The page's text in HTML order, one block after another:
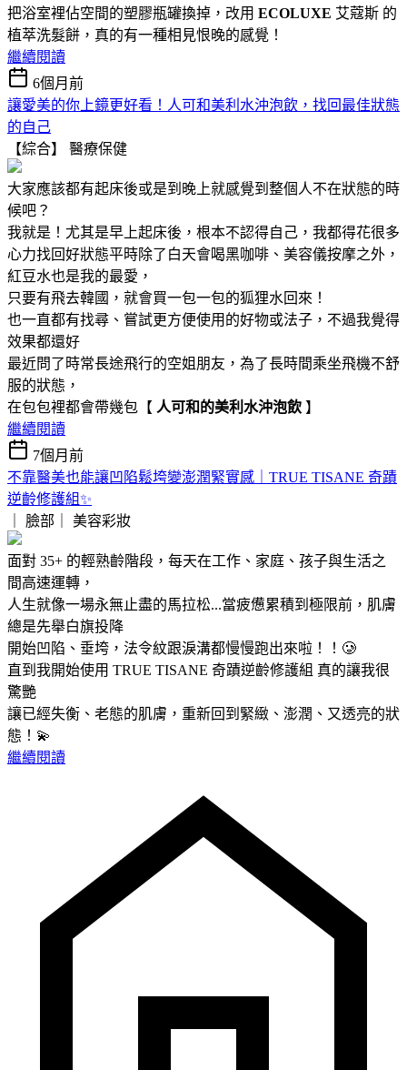
把浴室裡佔空間的塑膠瓶罐換掉，改用 ECOLUXE 艾蔻斯 的
植萃洗髮餅，真的有一種相見恨晚的感覺！
繼續閱讀
6個月前
讓愛美的你上鏡更好看！人可和美利水沖泡飲，找回最佳狀態
的自己
【綜合】 醫療保健
大家應該都有起床後或是到晚上就感覺到整個人不在狀態的時
候吧？
我就是！ 尤其是早上起床後， 根本不認得自己， 我都得花很多
心力找回好狀態平時除了白天會喝黑咖啡、美容儀按摩之外，
紅豆水也是我的最愛，
只要有飛去韓國，就會買一包一包的狐狸水回來！
也一直都有找尋、嘗試更方便使用的好物或法子，不過我覺得
效果都還好
最近問了時常長途飛行的空姐朋友，為了長時間乘坐飛機不舒
服的狀態，
在包包裡都會帶幾包【 人可和的美利水沖泡飲 】
繼續閱讀
7個月前
不靠醫美也能讓凹陷鬆垮變澎潤緊實感｜TRUE TISANE 奇蹟
逆齡修護組✨
｜ 臉部｜ 美容彩妝
面對 35+ 的輕熟齡階段，每天在工作、家庭、孩子與生活之
間高速運轉，
人生就像一場永無止盡的馬拉松...當疲憊累積到極限前，肌膚
總是先舉白旗投降
開始凹陷、垂垮，法令紋跟淚溝都慢慢跑出來啦！！🥲
直到我開始使用 TRUE TISANE 奇蹟逆齡修護組 真的讓我很
驚艷
讓已經失衡、老態的肌膚，重新回到緊緻、澎潤、又透亮的狀
態！💫
繼續閱讀